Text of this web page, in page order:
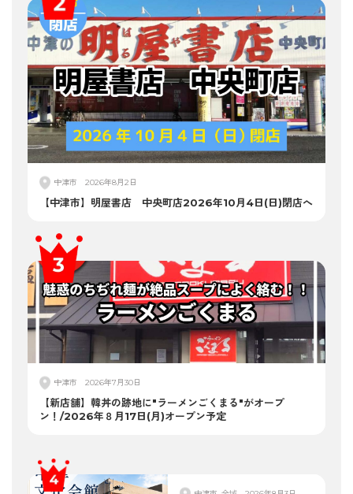
中津市 2026年8月2日
【中津市】明屋書店 中央町店2026年10月4日(日)閉店へ
中津市 2026年7月30日
【新店舗】韓丼の跡地に"ラーメンごくまる"がオープ
ン！/2026年８月17日(月)オープン予定